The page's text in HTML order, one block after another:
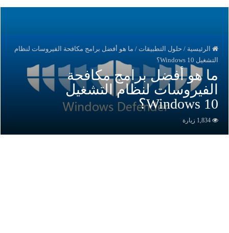
الرئيسية / حلول التطبيقات / ما هو أفضل برامج مكافحة الفيروسات لنظام
التشغيل Windows 10؟
ما هو أفضل برامج مكافحة
الفيروسات لنظام التشغيل
Windows 10؟
1,834 زيارة